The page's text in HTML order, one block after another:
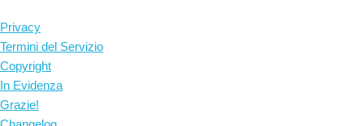
Privacy
Termini del Servizio
Copyright
In Evidenza
Grazie!